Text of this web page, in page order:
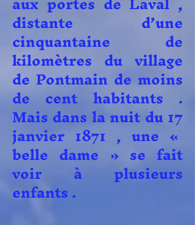
distante d’une
cinquantaine de
kilomètres du village
de Pontmain de moins
de cent habitants .
Mais dans la nuit du 17
janvier 1871 , une «
belle dame » se fait
voir à plusieurs
enfants .